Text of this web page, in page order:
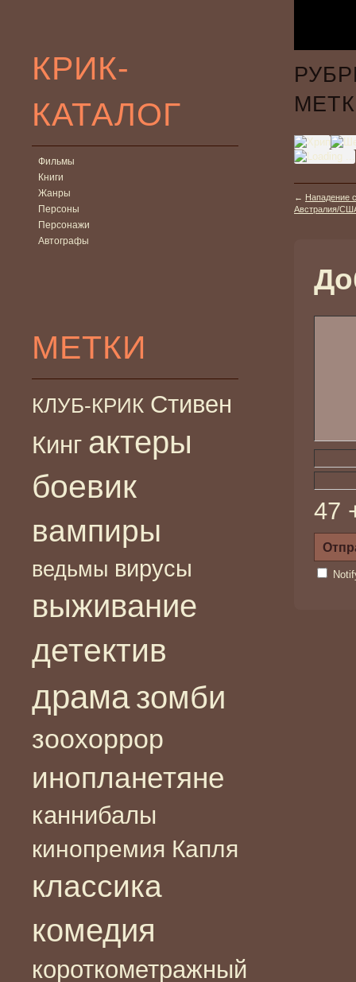
КРИК-
КАТАЛОГ
Фильмы
Книги
Жанры
Персоны
Персонажи
Автографы
МЕТКИ
КЛУБ-КРИК Стивен
Кинг актеры
боевик
вампиры
ведьмы вирусы
выживание
детектив
драма зомби
зоохоррор
инопланетяне
каннибалы
кинопремия Капля
классика
комедия
короткометражный
← Нападение
Австралия/
47